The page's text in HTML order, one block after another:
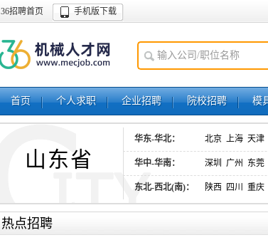
36招聘首页 手机版下载
首页 个人求职 企业招聘 院校招聘 模
山东省
华东-华北： 北京 上海 天津
华中-华南： 深圳 广州 东莞
东北-西北(南)： 陕西 四川 重庆
热点招聘